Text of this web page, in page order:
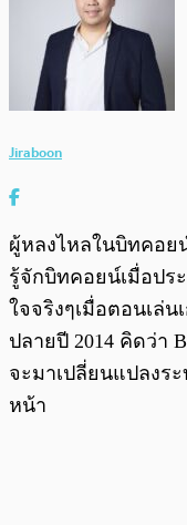
Jiraboon
ผู้หลงไหลในบิทคอย
รู้จักบิทคอยน์เมื่อปร
ใจจริงๆเมื่อตอนเล่น
ปลายปี 2014 คิดว่า
จะมาเปลี่ยนแปลงร
หน้า